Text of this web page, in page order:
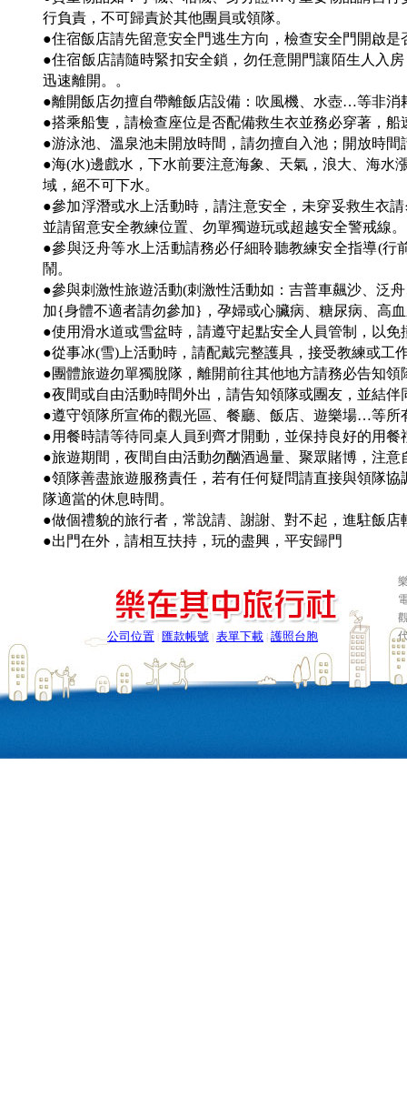
行負責，不可歸責於其他團員或領隊。
●住宿飯店請先留意安全門逃生方向，檢查安全門開啟
●住宿飯店請隨時緊扣安全鎖，勿任意開門讓陌生人入
迅速離開。。
●離開飯店勿擅自帶離飯店設備：吹風機、水壺…等非消
●搭乘船隻，請檢查座位是否配備救生衣並務必穿著，
●游泳池、溫泉池未開放時間，請勿擅自入池；開放時
●海(水)邊戲水，下水前要注意海象、天氣，浪大、海水
域，絕不可下水。
●參加浮潛或水上活動時，請注意安全，未穿妥救生衣
並請留意安全教練位置、勿單獨遊玩或超越安全警戒線。
●參與泛舟等水上活動請務必仔細聆聽教練安全指導(
鬧。
●參與刺激性旅遊活動(刺激性活動如：吉普車飆沙、泛
加{身體不適者請勿參加}，孕婦或心臟病、糖尿病、高
●使用滑水道或雪盆時，請遵守起點安全人員管制，以
●從事冰(雪)上活動時，請配戴完整護具，接受教練或工
●團體旅遊勿單獨脫隊，離開前往其他地方請務必告知領
●夜間或自由活動時間外出，請告知領隊或團友，並結
●遵守領隊所宣佈的觀光區、餐廳、飯店、遊樂場…等所
●用餐時請等待同桌人員到齊才開動，並保持良好的用
●旅遊期間，夜間自由活動勿酗酒過量、聚眾賭博，注意
●領隊善盡旅遊服務責任，若有任何疑問請直接與領隊
隊適當的休息時間。
●做個禮貌的旅行者，常說請、謝謝、對不起，進駐飯
●出門在外，請相互扶持，玩的盡興，平安歸門
公司位置 匯款帳號 表單下載 |護照台胞